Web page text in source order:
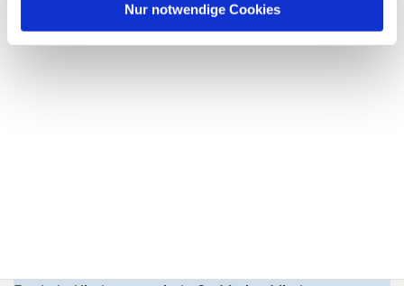
Nur notwendige Cookies